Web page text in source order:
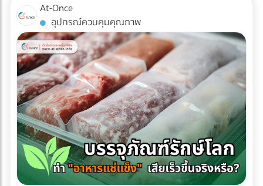
Ink ระดับอุตสาหกรรม เข้ามาค้นหาและเปรียบเทียบพาร์ทเนอร์โรง
พิมพ์คุณภาพได้ฟรีที่ At-once แพลตฟอร์มรวมบริษัท B2B ชั้น
นำของไทย!
ไม่ได้มีแค่เรื่องของการเลือกเฟอร์นิเจอร์สวยๆ หรือจัดแสงไฟให้
ถ่ายรูปออกมาดูดีเท่านั้น หากคุณกำลังวางแผนจะต่อเติมพื้นที่
ชั้นบนสุด นี่คือข้อควรรู้สำคัญที่คุณต้องเช็กให้ชัวร์ก่อนที่งบ
ประมาณจะบานปลาย 1. โครงสร้างอาคารเดิมรับน้ำหนักไหวหรือ
ไม่? (Structural Load) สิ่งแรกที่ต้องคำนึงถึงคือ "ความแข็งแรง
ของโครงสร้าง" ดาดฟ้าตึกแถวเก่าส่วนใหญ่ถูกออกแบบมาเพื่อ
รับน้ำหนักของตัวโครงสร้างเองและแท็งก์น้ำเท่านั้น ไม่ได้เผื่อ
สำหรับการรับน้ำหนักของกระถางต้นไม้ขนาดใหญ่ ดินอุ้มน้ำ พื้น
ไม้เทียม หรือจำนวนคนที่ขึ้นไปรวมตัวกันหนาแน่น สิ่งที่ต้องทำ:
ควรปรึกษาวิศวกรโครงสร้างเพื่อประเมินความสามารถในการรับ
น้ำหนัก (Live Load และ Dead Load) ก่อนตัดสินใจเทปูนเพิ่ม
หรือนำของหนักขึ้นไปติดตั้ง เพื่อป้องกันอันตรายจากโครงสร้าง
At-Once
อุปกรณ์ควบคุมคุณภาพ